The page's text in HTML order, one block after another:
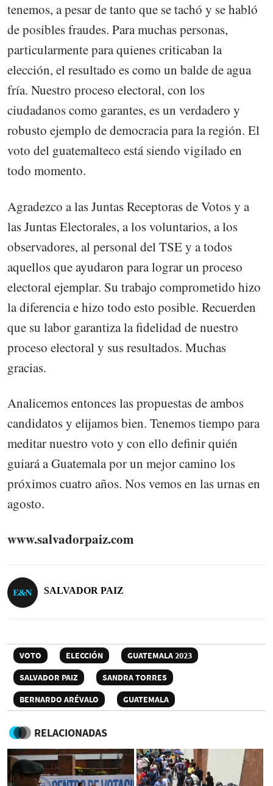
tenemos, a pesar de tanto que se tachó y se habló
de posibles fraudes. Para muchas personas,
particularmente para quienes criticaban la
elección, el resultado es como un balde de agua
fría. Nuestro proceso electoral, con los
ciudadanos como garantes, es un verdadero y
robusto ejemplo de democracia para la región. El
voto del guatemalteco está siendo vigilado en
todo momento.
Agradezco a las Juntas Receptoras de Votos y a
las Juntas Electorales, a los voluntarios, a los
observadores, al personal del TSE y a todos
aquellos que ayudaron para lograr un proceso
electoral ejemplar. Su trabajo comprometido hizo
la diferencia e hizo todo esto posible. Recuerden
que su labor garantiza la fidelidad de nuestro
proceso electoral y sus resultados. Muchas
gracias.
Analicemos entonces las propuestas de ambos
candidatos y elijamos bien. Tenemos tiempo para
meditar nuestro voto y con ello definir quién
guiará a Guatemala por un mejor camino los
próximos cuatro años. Nos vemos en las urnas en
agosto.
www.salvadorpaiz.com
SALVADOR PAIZ
VOTO ELECCIÓN
GUATEMALA 2023
SALVADOR PAIZ
SANDRA TORRES
BERNARDO ARÉVALO
GUATEMALA
RELACIONADAS